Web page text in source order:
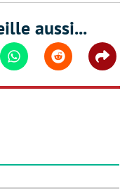
aussi...
WhatsappReddit